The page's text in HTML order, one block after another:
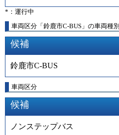
*：運行中
車両区分「鈴鹿市C-BUS」の車両種別
候補
鈴鹿市C-BUS
車両区分
候補
ノンステップバス